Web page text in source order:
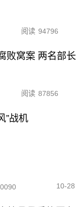
阅读 94796
败窝案 两名部长
阅读 87856
”战机
10-28